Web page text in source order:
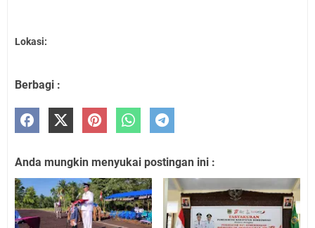
Lokasi:
Berbagi :
Anda mungkin menyukai postingan ini :